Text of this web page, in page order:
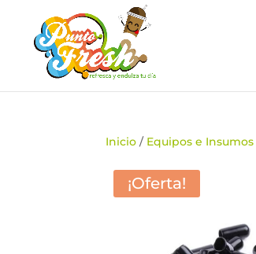
Inicio / Equipos e Insumos
¡Oferta!